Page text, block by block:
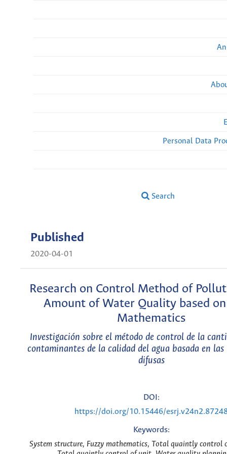
Personal Data
Search
Published
2020-04-01
Research on Control Method of
Amount of Water Quality based
Mathematics
Investigación sobre el método de control de la
contaminantes de la calidad del agua basada en
difusas
DOI:
https://doi.org/10.15446/
Keywords:
System structure, Fuzzy mathematics, Total quaintly control